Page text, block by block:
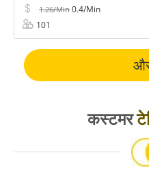
1.26/Min 0.4/Min
101
कस्टमर